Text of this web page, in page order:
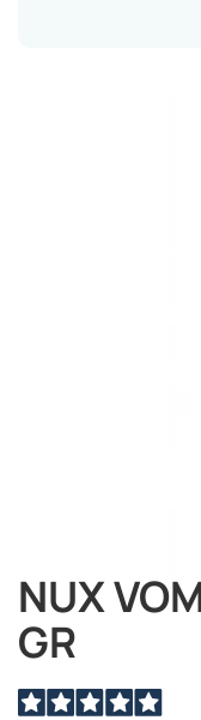
NUX
GR
Vai
all'inizio
della
galleria
immagini